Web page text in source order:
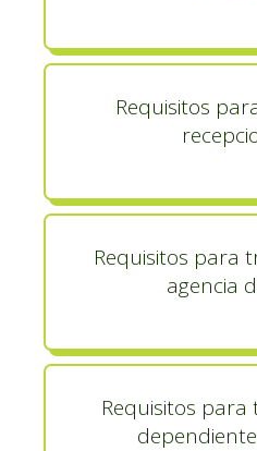
Requisitos
Requisitos para
agencia
Requisitos